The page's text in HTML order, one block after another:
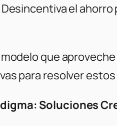
Desincentiva el
que
para resolver
Soluciones